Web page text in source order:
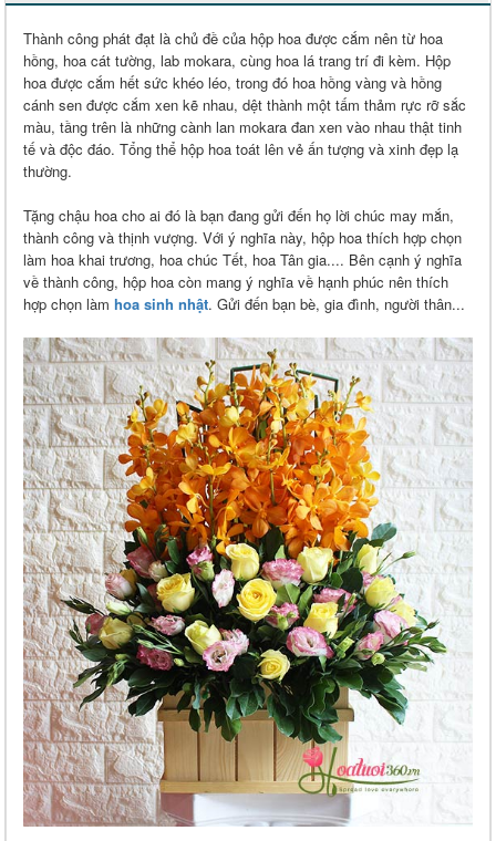
Thành công phát đạt là chủ đề của hộp hoa được cắm nên từ hoa
hồng, hoa cát tường, lab mokara, cùng hoa lá trang trí đi kèm. Hộp
hoa được cắm hết sức khéo léo, trong đó hoa hồng vàng và hồng
cánh sen được cắm xen kẽ nhau, dệt thành một tấm thảm rực rỡ sắc
màu, tầng trên là những cành lan mokara đan xen vào nhau thật tinh
tế và độc đáo. Tổng thể hộp hoa toát lên vẻ ấn tượng và xinh đẹp lạ
thường.
Tặng chậu hoa cho ai đó là bạn đang gửi đến họ lời chúc may mắn,
thành công và thịnh vượng. Với ý nghĩa này, hộp hoa thích hợp chọn
làm hoa khai trương, hoa chúc Tết, hoa Tân gia.... Bên cạnh ý nghĩa
về thành công, hộp hoa còn mang ý nghĩa về hạnh phúc nên thích
hợp chọn làm hoa sinh nhật. Gửi đến bạn bè, gia đình, người thân...